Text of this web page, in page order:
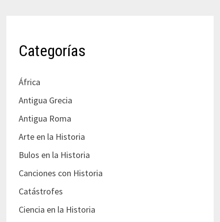
Categorías
África
Antigua Grecia
Antigua Roma
Arte en la Historia
Bulos en la Historia
Canciones con Historia
Catástrofes
Ciencia en la Historia